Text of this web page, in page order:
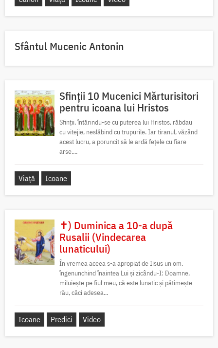
Sfântul Mucenic Antonin
Sfinții 10 Mucenici Mărturisitori
pentru icoana lui Hristos
Sfinții, întărindu-se cu puterea lui Hristos, răbdau
cu vitejie, neslăbind cu trupurile. Iar tiranul, văzând
acest lucru, a poruncit să le ardă fețele cu fiare
arse,...
Viață Icoane
✝) Duminica a 10-a după
Rusalii (Vindecarea
lunaticului)
În vremea aceea s-a apropiat de Iisus un om,
îngenunchind înaintea Lui și zicându-I: Doamne,
miluiește pe fiul meu, că este lunatic și pătimește
rău, căci adesea...
Icoane Predici Video